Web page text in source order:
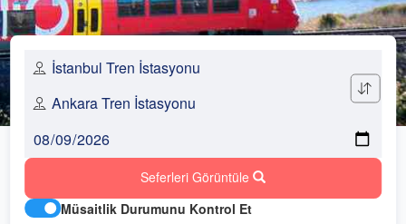
Seferleri Görüntüle
Müsaitlik Durumunu Kontrol Et